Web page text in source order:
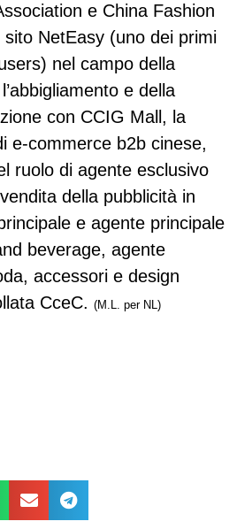
e China Fashion
NetEasy (uno dei primi
nel campo della
e della
con CCIG Mall, la
e-commerce b2b cinese,
ruolo di agente esclusivo
della pubblicità in
e agente principale
beverage, agente
accessori e design
CceC. (M.L. per NL)